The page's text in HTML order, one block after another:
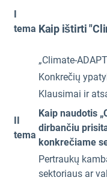
I
tema Kaip ištirti
„Climate-
Konkrečių
Klausimai ir
II
tema
Kaip naudotis
dirbančiu
konkrečiame
Pertraukų
sektoriaus ar